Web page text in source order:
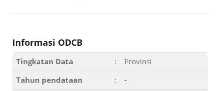
Informasi ODCB
Tingkatan Data :
Provinsi
Tahun pendataan
:
-